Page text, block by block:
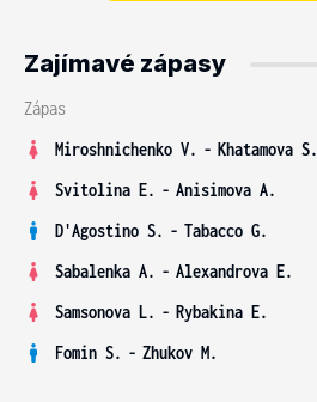
Zajímavé zápasy
Zápas
Miroshnichenko V. - Khatamova S.
Svitolina E. - Anisimova A.
D'Agostino S. - Tabacco G.
Sabalenka A. - Alexandrova E.
Samsonova L. - Rybakina E.
Fomin S. - Zhukov M.